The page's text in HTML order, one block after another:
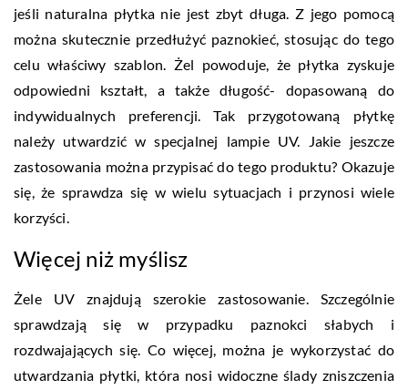
jeśli naturalna płytka nie jest zbyt długa. Z jego pomocą
można skutecznie przedłużyć paznokieć, stosując do tego
celu właściwy szablon. Żel powoduje, że płytka zyskuje
odpowiedni kształt, a także długość- dopasowaną do
indywidualnych preferencji. Tak przygotowaną płytkę
należy utwardzić w specjalnej lampie UV. Jakie jeszcze
zastosowania można przypisać do tego produktu? Okazuje
się, że sprawdza się w wielu sytuacjach i przynosi wiele
korzyści.
Więcej niż myślisz
Żele UV znajdują szerokie zastosowanie. Szczególnie
sprawdzają się w przypadku paznokci słabych i
rozdwajających się. Co więcej, można je wykorzystać do
utwardzania płytki, która nosi widoczne ślady zniszczenia